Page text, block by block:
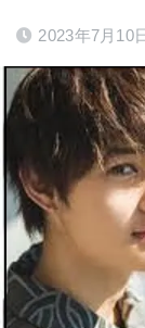
2023年7月10